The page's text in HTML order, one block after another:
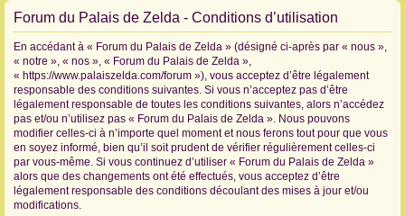
Forum du Palais de Zelda - Conditions d’utilisation
En accédant à « Forum du Palais de Zelda » (désigné ci-après par « nous »,
« notre », « nos », « Forum du Palais de Zelda »,
« https://www.palaiszelda.com/forum »), vous acceptez d’être légalement
responsable des conditions suivantes. Si vous n’acceptez pas d’être
légalement responsable de toutes les conditions suivantes, alors n’accédez
pas et/ou n’utilisez pas « Forum du Palais de Zelda ». Nous pouvons
modifier celles-ci à n’importe quel moment et nous ferons tout pour que vous
en soyez informé, bien qu’il soit prudent de vérifier régulièrement celles-ci
par vous-même. Si vous continuez d’utiliser « Forum du Palais de Zelda »
alors que des changements ont été effectués, vous acceptez d’être
légalement responsable des conditions découlant des mises à jour et/ou
modifications.